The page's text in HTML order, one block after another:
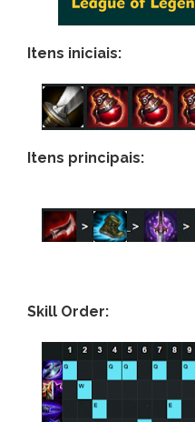
Itens iniciais:
Itens principais:
Skill Order: